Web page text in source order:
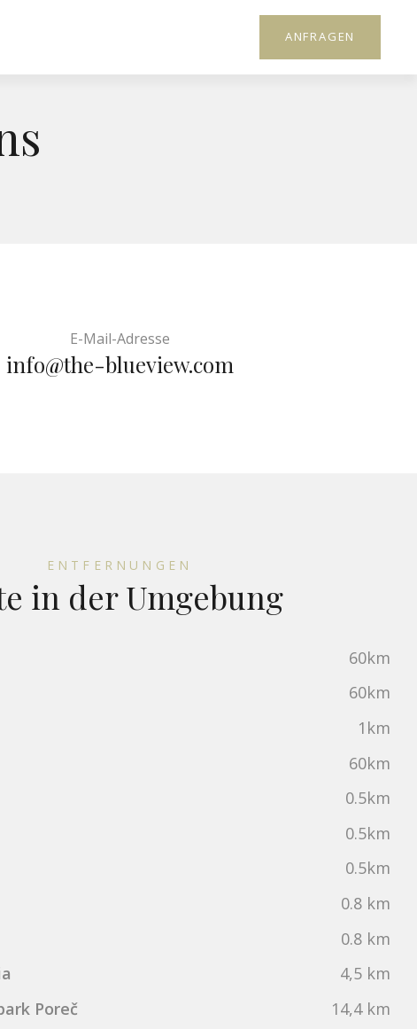
ANFRAGEN
E-Mail-Adresse
info@the-blueview.com
ENTFERNUNGEN
in der Umgebung
60km
60km
1km
60km
0.5km
0.5km
0.5km
0.8 km
0.8 km
4,5 km
Poreč
14,4 km